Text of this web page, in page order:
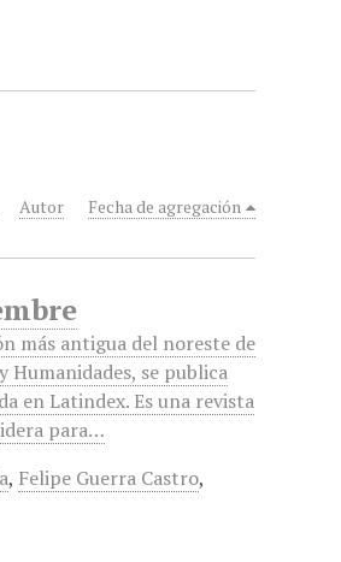
Autor Fecha de agregación
más antigua del noreste de
Humanidades, se publica
en Latindex. Es una revista
para…
, Felipe Guerra Castro,